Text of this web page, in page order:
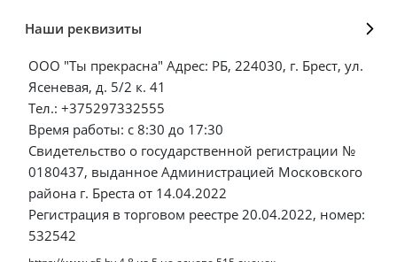
Наши реквизиты
ООО "Ты прекрасна" Адрес: РБ, 224030, г. Брест, ул.
Ясеневая, д. 5/2 к. 41
Тел.: +375297332555
Время работы: с 8:30 до 17:30
Свидетельство о государственной регистрации №
0180437, выданное Администрацией Московского
района г. Бреста от 14.04.2022
Регистрация в торговом реестре 20.04.2022, номер:
532542